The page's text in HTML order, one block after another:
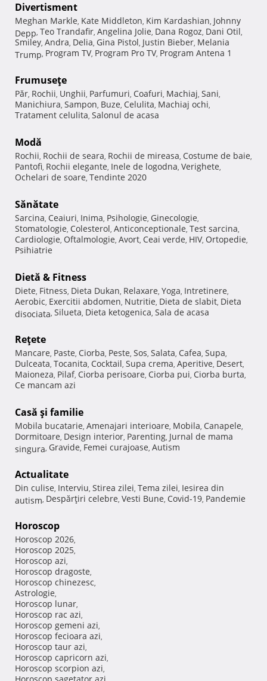
Divertisment
Meghan Markle, Kate Middleton, Kim Kardashian, Johnny
Depp, Teo Trandafir, Angelina Jolie, Dana Rogoz, Dani Otil,
Smiley, Andra, Delia, Gina Pistol, Justin Bieber, Melania
Trump, Program TV, Program Pro TV, Program Antena 1
Frumuseţe
Păr, Rochii, Unghii, Parfumuri, Coafuri, Machiaj, Sani,
Manichiura, Sampon, Buze, Celulita, Machiaj ochi,
Tratament celulita, Salonul de acasa
Modă
Rochii, Rochii de seara, Rochii de mireasa, Costume de baie,
Pantofi, Rochii elegante, Inele de logodna, Verighete,
Ochelari de soare, Tendinte 2020
Sănătate
Sarcina, Ceaiuri, Inima, Psihologie, Ginecologie,
Stomatologie, Colesterol, Anticonceptionale, Test sarcina,
Cardiologie, Oftalmologie, Avort, Ceai verde, HIV, Ortopedie,
Psihiatrie
Dietă & Fitness
Diete, Fitness, Dieta Dukan, Relaxare, Yoga, Intretinere,
Aerobic, Exercitii abdomen, Nutritie, Dieta de slabit, Dieta
disociata, Silueta, Dieta ketogenica, Sala de acasa
Reţete
Mancare, Paste, Ciorba, Peste, Sos, Salata, Cafea, Supa,
Dulceata, Tocanita, Cocktail, Supa crema, Aperitive, Desert,
Maioneza, Pilaf, Ciorba perisoare, Ciorba pui, Ciorba burta,
Ce mancam azi
Casă şi familie
Mobila bucatarie, Amenajari interioare, Mobila, Canapele,
Dormitoare, Design interior, Parenting, Jurnal de mama
singura, Gravide, Femei curajoase, Autism
Actualitate
Din culise, Interviu, Stirea zilei, Tema zilei, Iesirea din
autism, Despărţiri celebre, Vesti Bune, Covid-19, Pandemie
Horoscop
Horoscop 2026,
Horoscop 2025,
Horoscop azi,
Horoscop dragoste,
Horoscop chinezesc,
Astrologie,
Horoscop lunar,
Horoscop rac azi,
Horoscop gemeni azi,
Horoscop fecioara azi,
Horoscop taur azi,
Horoscop capricorn azi,
Horoscop scorpion azi,